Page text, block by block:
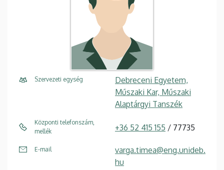
Szervezeti egység
Debreceni Egyetem,
Műszaki Kar, Műszaki
Alaptárgyi Tanszék
Központi telefonszám,
mellék
+36 52 415 155 / 77735
E-mail
varga.timea@eng.unideb.
hu